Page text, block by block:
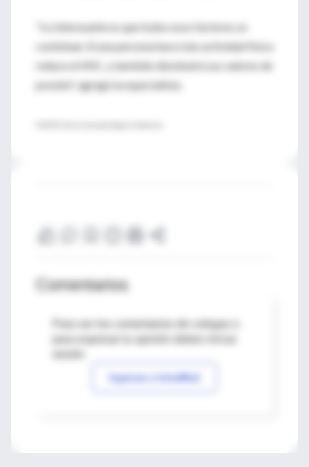
"Lo interesante es que todos esos factores se
combinan. Si una persona hace más actividad física
reduce el IMC, y también disminuirá sus valores de
presión", agregó la especialista.
Comentarios
Para ver los comentarios de colegas o
Ingresar a IntraMed